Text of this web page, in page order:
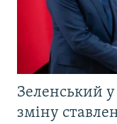
Зеленський у
зміну